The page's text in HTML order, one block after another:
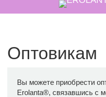
Оптовикам
Вы можете приобрести
Erolanta®, связавшись с